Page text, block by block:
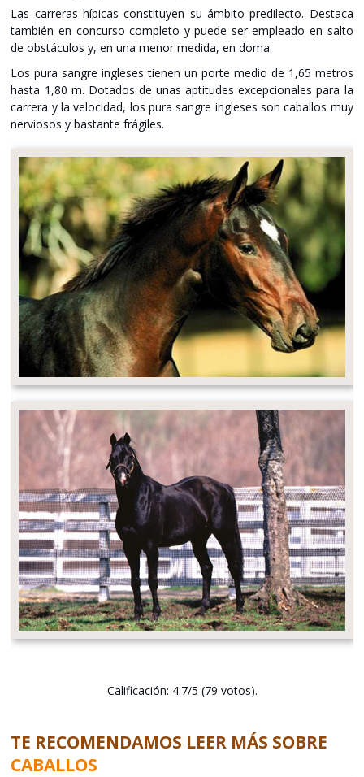
Las carreras hípicas constituyen su ámbito predilecto. Destaca
también en concurso completo y puede ser empleado en salto
de obstáculos y, en una menor medida, en doma.
Los pura sangre ingleses tienen un porte medio de 1,65 metros
hasta 1,80 m. Dotados de unas aptitudes excepcionales para la
carrera y la velocidad, los pura sangre ingleses son caballos muy
nerviosos y bastante frágiles.
Calificación: 4.7/5 (79 votos).
TE RECOMENDAMOS LEER MÁS SOBRE
CABALLOS